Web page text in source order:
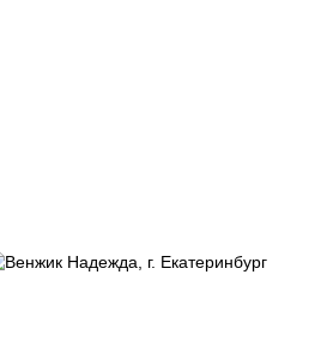
Венжик Надежда, г. Екатеринбург